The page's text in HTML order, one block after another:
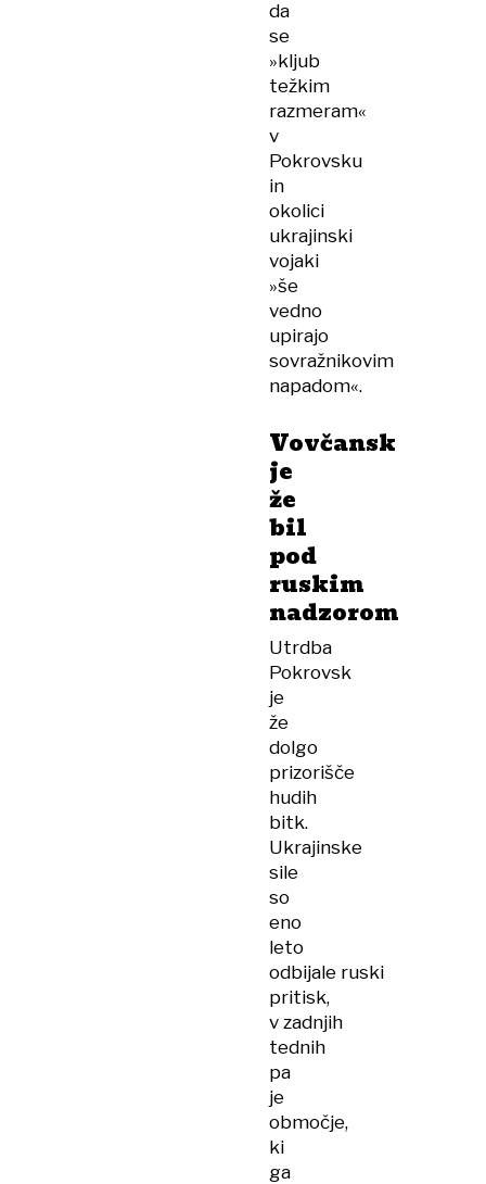
da
se
»kljub
težkim
razmeram«
v
Pokrovsku
in
okolici
ukrajinski
vojaki
»še
vedno
upirajo
sovražnikovim
napadom«.
Vovčansk
je
že
bil
pod
ruskim
nadzorom
Utrdba
Pokrovsk
je
že
dolgo
prizorišče
hudih
bitk.
Ukrajinske
sile
so
eno
leto
odbijale ruski
pritisk,
v zadnjih
tednih
pa
je
območje,
ki
ga